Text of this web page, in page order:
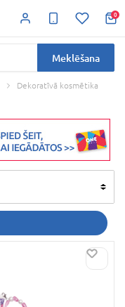
0
Meklēšana
Dekoratīvā kosmētika